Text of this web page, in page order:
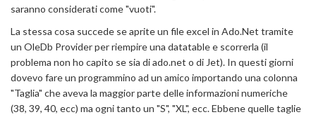
saranno considerati come "vuoti".
La stessa cosa succede se aprite un file excel in Ado.Net tramite
un OleDb Provider per riempire una datatable e scorrerla (il
problema non ho capito se sia di ado.net o di Jet). In questi giorni
dovevo fare un programmino ad un amico importando una colonna
"Taglia" che aveva la maggior parte delle informazioni numeriche
(38, 39, 40, ecc) ma ogni tanto un "S", "XL", ecc. Ebbene quelle taglie